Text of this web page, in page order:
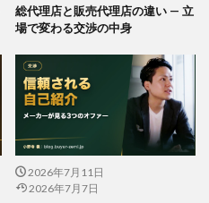
総代理店と販売代理店の違い — 立
場で変わる交渉の中身
2026年7月11日
2026年7月7日